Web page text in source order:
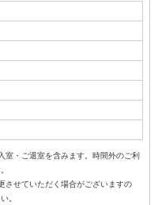
室・ご退室を含みます。時間外のご利
させていただく場合がございますの
。